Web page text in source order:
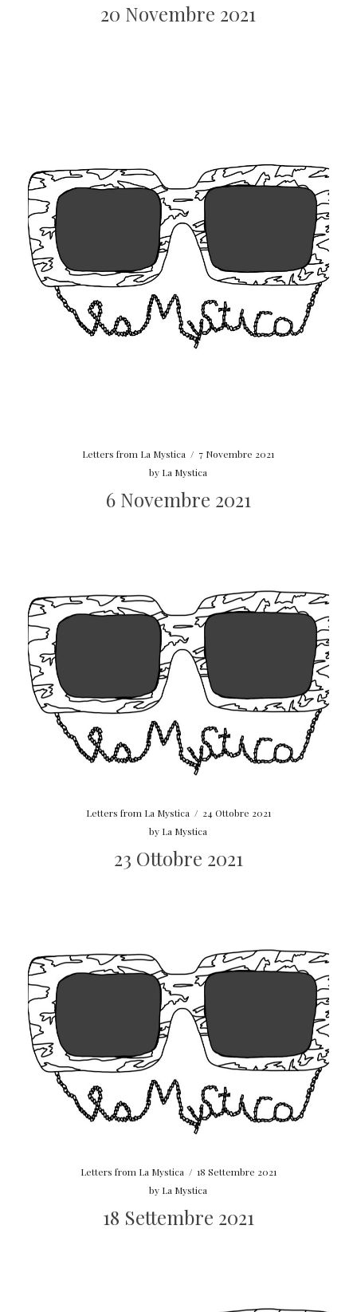
20 Novembre 2021
Letters from La Mystica / 7 Novembre 2021
by La Mystica
6 Novembre 2021
Letters from La Mystica / 24 Ottobre 2021
by La Mystica
23 Ottobre 2021
Letters from La Mystica / 18 Settembre 2021
by La Mystica
18 Settembre 2021